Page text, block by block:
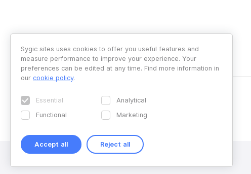
Sygic sites uses cookies to offer you useful features and
measure performance to improve your experience. Your
preferences can be edited at any time. Find more information in
our cookie policy.
Essential
Analytical
Functional
Marketing
Accept all Reject all